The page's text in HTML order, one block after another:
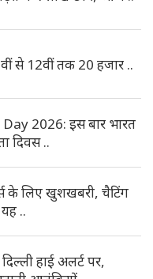
से 12वीं तक 20 हजार ..
2026: इस बार भारत
दिवस ..
के लिए खुशखबरी, चैटिंग
..
हाई अलर्ट पर,